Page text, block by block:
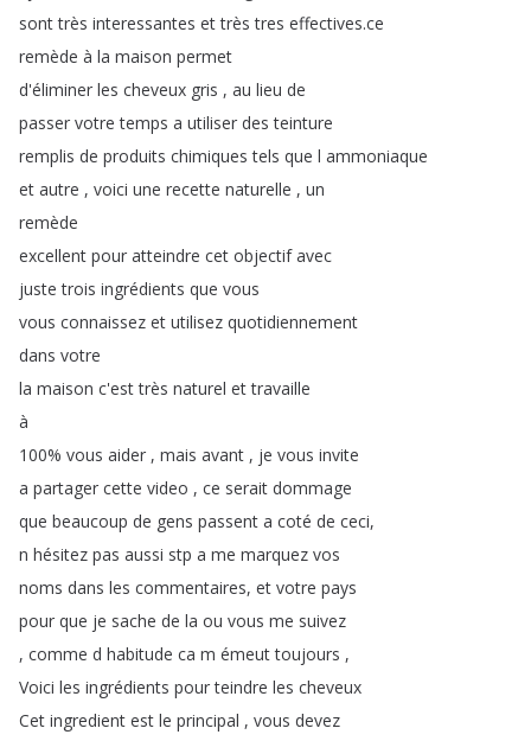
sont très interessantes et très tres effectives.ce
remède à la maison permet
d'éliminer les cheveux gris , au lieu de
passer votre temps a utiliser des teinture
remplis de produits chimiques tels que l ammoniaque
et autre , voici une recette naturelle , un
remède
excellent pour atteindre cet objectif avec
juste trois ingrédients que vous
vous connaissez et utilisez quotidiennement
dans votre
la maison c'est très naturel et travaille
à
100% vous aider , mais avant , je vous invite
a partager cette video , ce serait dommage
que beaucoup de gens passent a coté de ceci,
n hésitez pas aussi stp a me marquez vos
noms dans les commentaires, et votre pays
pour que je sache de la ou vous me suivez
, comme d habitude ca m émeut toujours ,
Voici les ingrédients pour teindre les cheveux
Cet ingredient est le principal , vous devez